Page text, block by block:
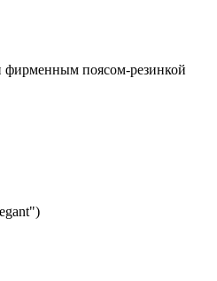
поясом-резинкой